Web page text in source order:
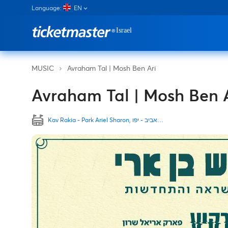
Language: EN
MUSIC Avraham Tal | Mosh Ben Ari
Avraham Tal | Mosh Ben
Kav Rakia - Park Ariel Sharon, תל אביב - יפו